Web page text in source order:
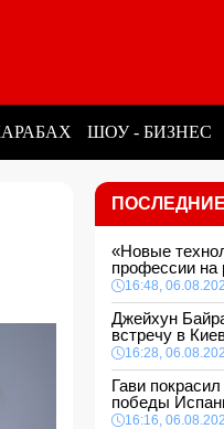
ШОУ - БИЗНЕС
«Новые
профессии на
16:48,
Джейхун
встречу в
16:28,
Гави
победы
16:16,